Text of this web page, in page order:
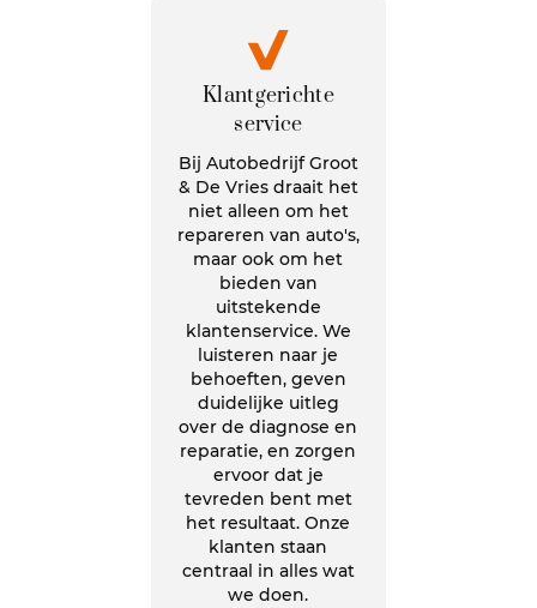
Klantgerichte
service
Bij Autobedrijf Groot
& De Vries draait het
niet alleen om het
repareren van auto's,
maar ook om het
bieden van
uitstekende
klantenservice. We
luisteren naar je
behoeften, geven
duidelijke uitleg
over de diagnose en
reparatie, en zorgen
ervoor dat je
tevreden bent met
het resultaat. Onze
klanten staan
centraal in alles wat
we doen.